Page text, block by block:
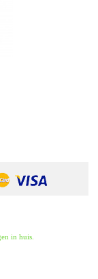
in huis.